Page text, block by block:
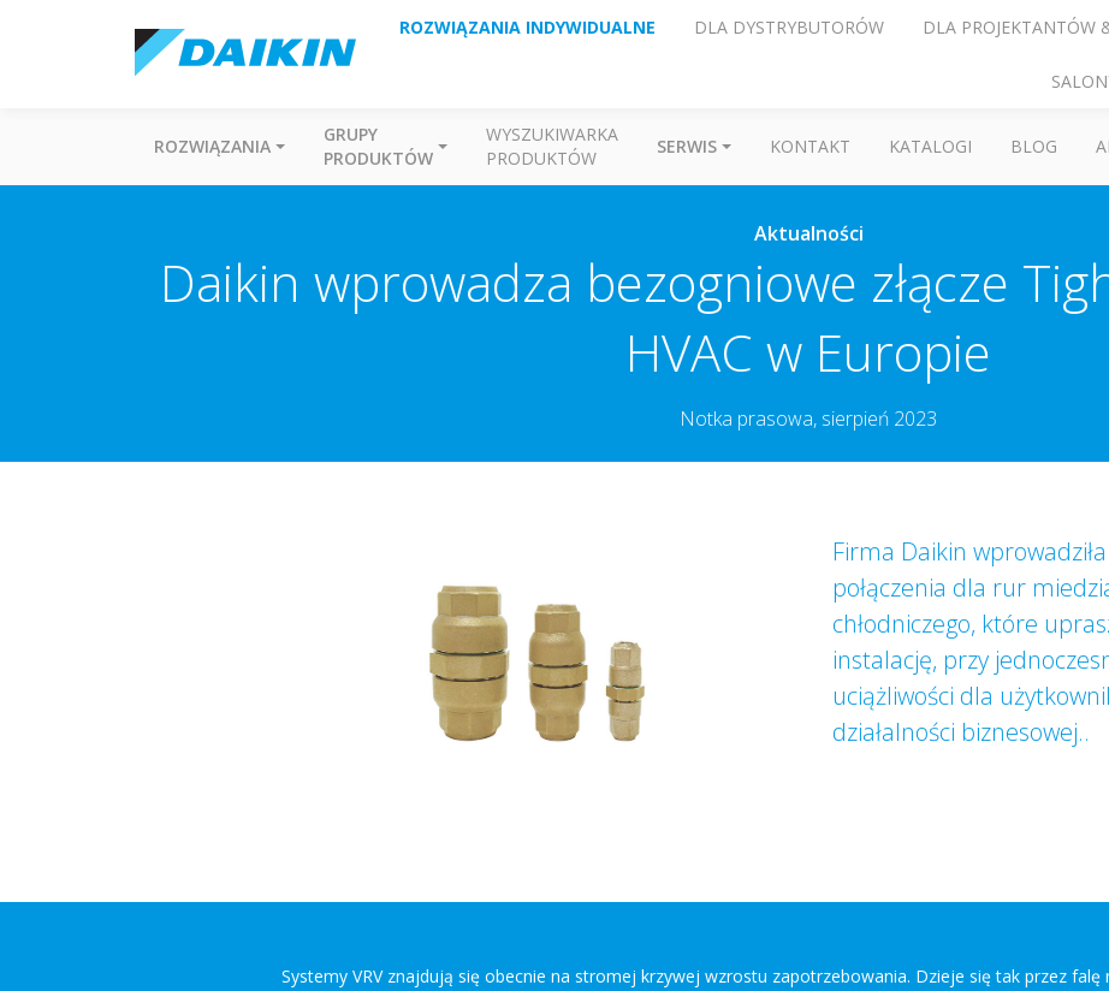
ROZWIĄZANIA INDYWIDUALNE DLA DYSTRYBUTORÓW DLA PROJEKTANTÓW
ROZWIĄZANIA
GRUPY
PRODUKTÓW
WYSZUKIWARKA
PRODUKTÓW
SERWIS KONTAKT KATALOGI BLOG
Aktualności
Daikin wprowadza bezogniowe złącze
HVAC w Europie
Notka prasowa, sierpień 2023
Firma Daikin
połączenia dla rur
chłodniczego, które
instalację, przy
uciążliwości dla
działalności biznesowej..
Systemy VRV znajdują się obecnie na stromej krzywej wzrostu zapotrzebowania. Dzieje się tak przez